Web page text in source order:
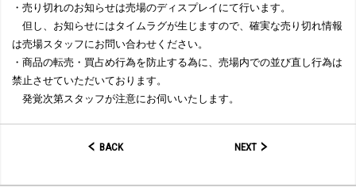
・売り切れのお知らせは売場のディスプレイにて行います。
但し、お知らせにはタイムラグが生じますので、確実な売り切れ情報
は売場スタッフにお問い合わせください。
・商品の転売・買占め行為を防止する為に、売場内での並び直し行為は
禁止させていただいております。
発覚次第スタッフが注意にお伺いいたします。
BACK NEXT